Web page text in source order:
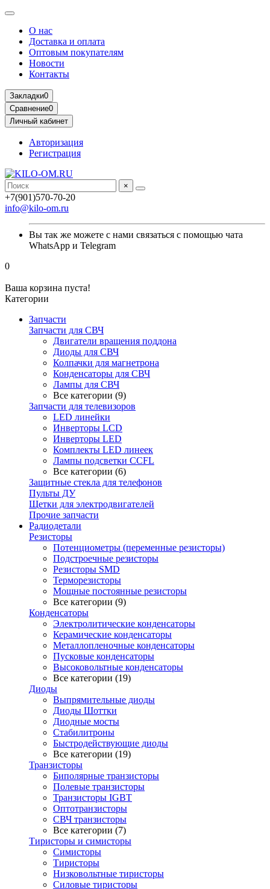
О нас
Доставка и оплата
Оптовым покупателям
Новости
Контакты
Закладки0
Сравнение0
Личный кабинет
Авторизация
Регистрация
×
+7(901)570-70-20
info@kilo-om.ru
Вы так же можете с нами связаться с помощью чата
WhatsApp и Telegram
0
Ваша корзина пуста!
Категории
Запчасти
Запчасти для СВЧ
Двигатели вращения поддона
Диоды для СВЧ
Колпачки для магнетрона
Конденсаторы для СВЧ
Лампы для СВЧ
Все категории (9)
Запчасти для телевизоров
LED линейки
Инверторы LCD
Инверторы LED
Комплекты LED линеек
Лампы подсветки CCFL
Все категории (6)
Защитные стекла для телефонов
Пульты ДУ
Щетки для электродвигателей
Прочие запчасти
Радиодетали
Резисторы
Потенциометры (переменные резисторы)
Подстроечные резисторы
Резисторы SMD
Терморезисторы
Мощные постоянные резисторы
Все категории (9)
Конденсаторы
Электролитические конденсаторы
Керамические конденсаторы
Металлопленочные конденсаторы
Пусковые конденсаторы
Высоковольтные конденсаторы
Все категории (19)
Диоды
Выпрямительные диоды
Диоды Шоттки
Диодные мосты
Стабилитроны
Быстродействующие диоды
Все категории (19)
Транзисторы
Биполярные транзисторы
Полевые транзисторы
Транзисторы IGBT
Оптотранзисторы
СВЧ транзисторы
Все категории (7)
Тиристоры и симисторы
Симисторы
Тиристоры
Низковольтные тиристоры
Силовые тиристоры